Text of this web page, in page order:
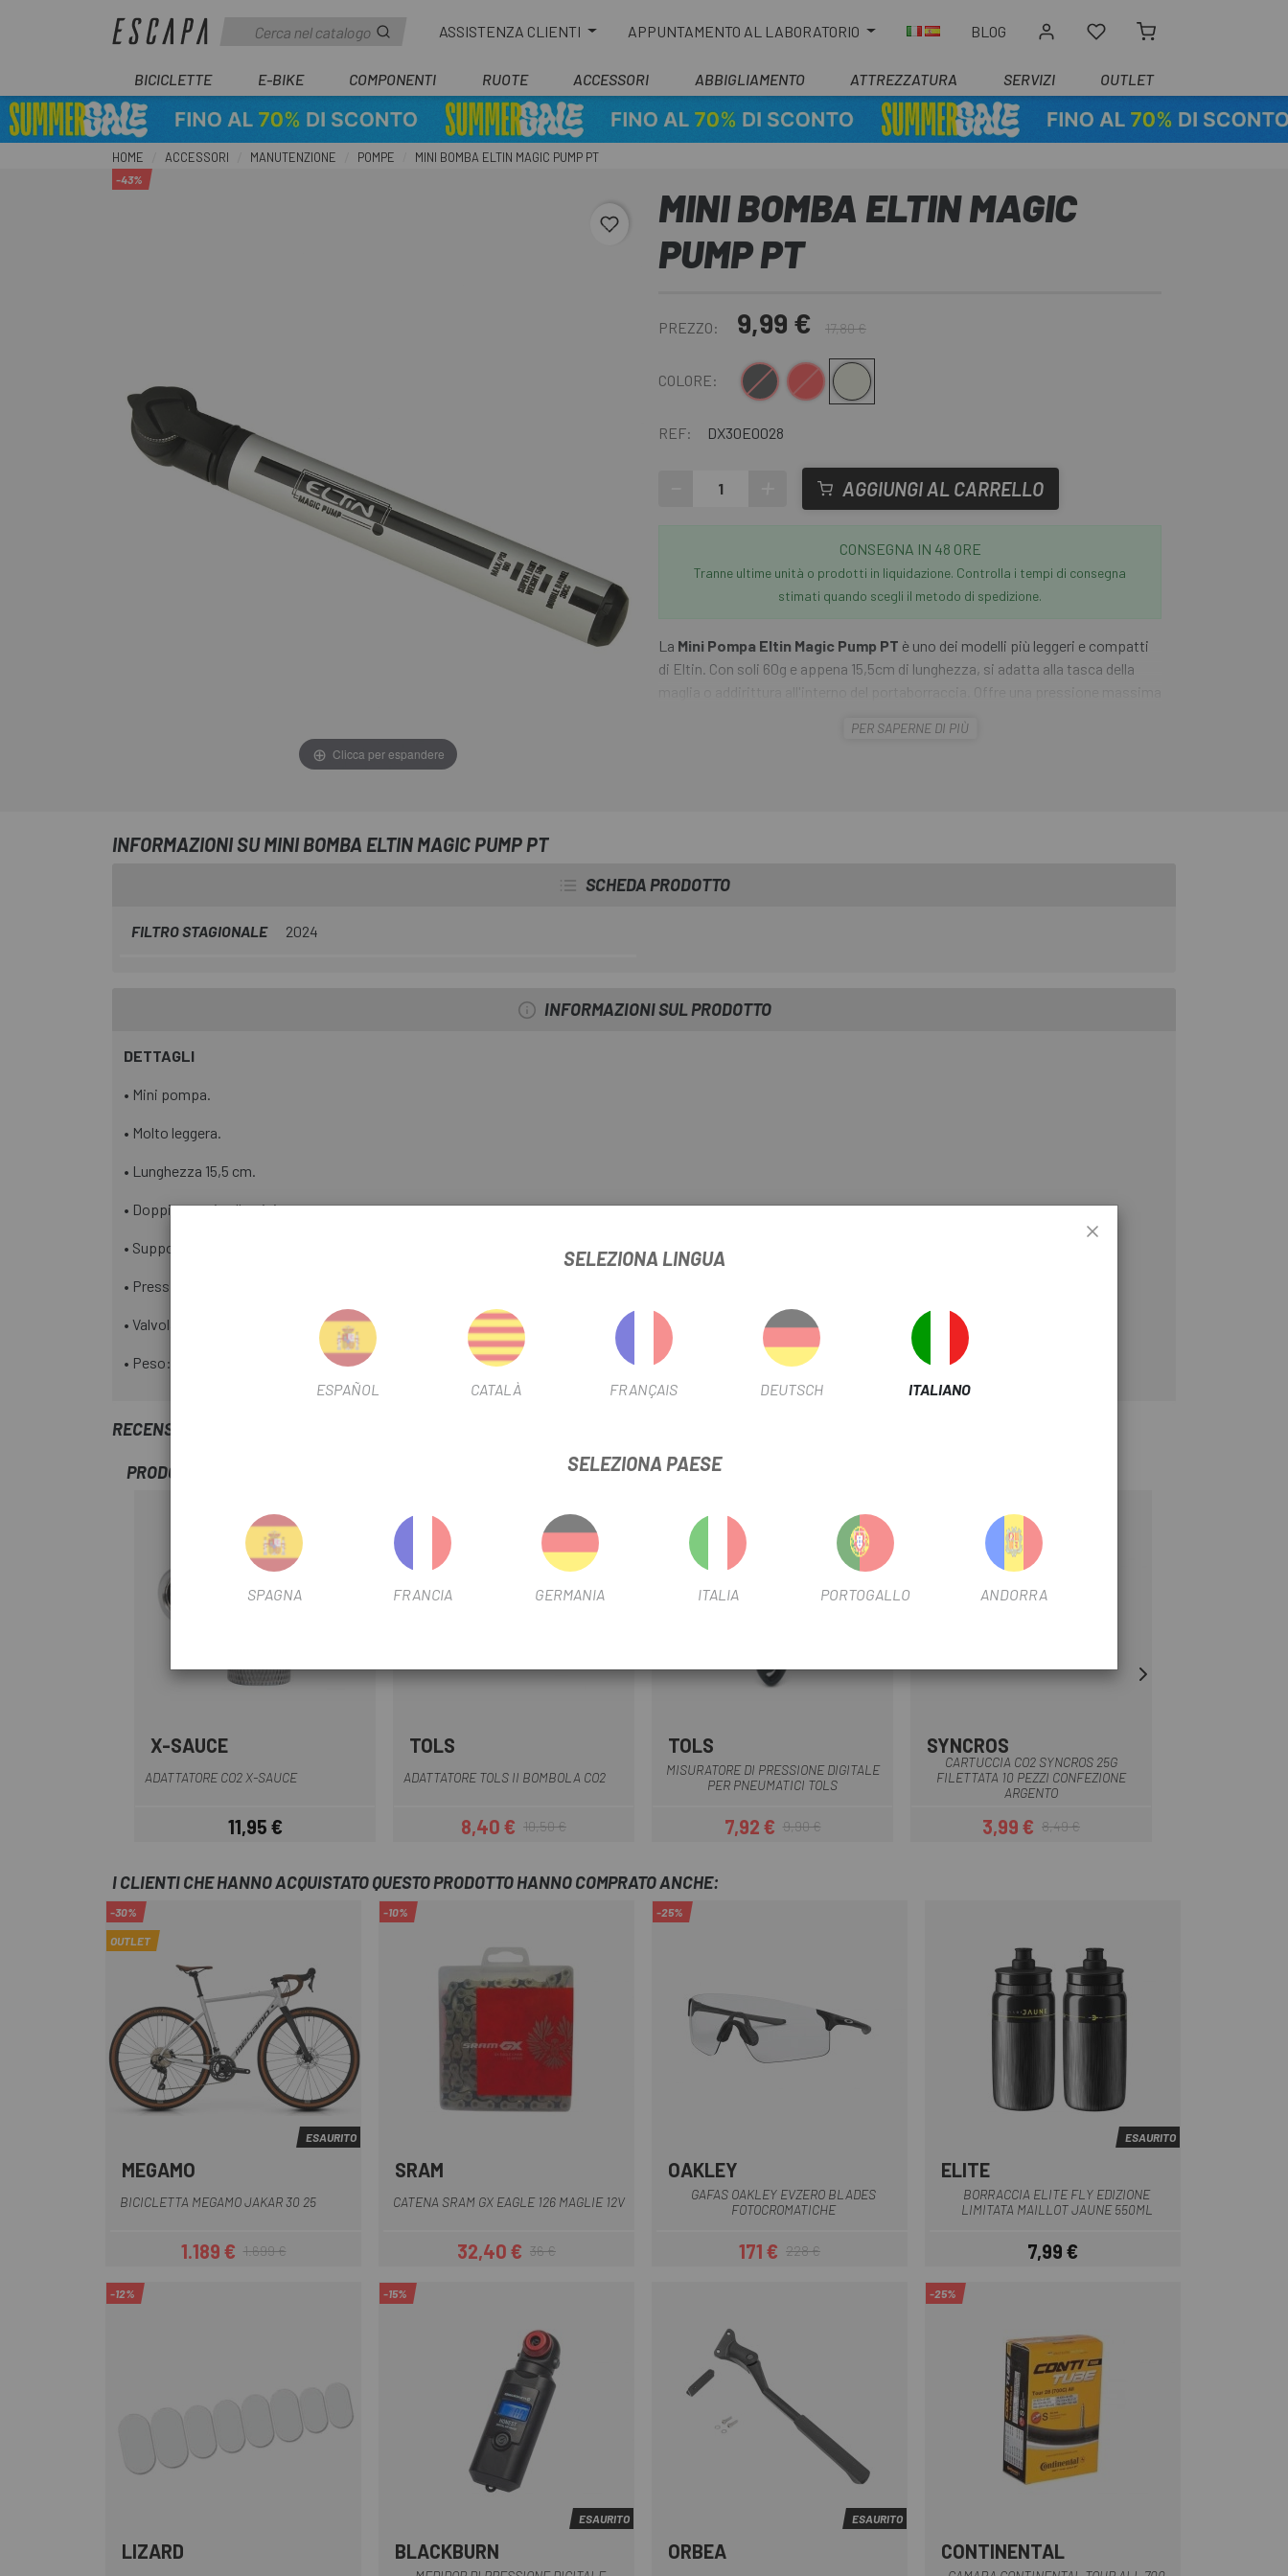
ASSISTENZA CLIENTI APPUNTAMENTO AL LABORATORIO BLOG
BICICLETTE E-BIKE COMPONENTI RUOTE ACCESSORI ABBIGLIAMENTO ATTREZZATURA SERVIZI OUTLET
HOME ACCESSORI MANUTENZIONE POMPE MINI BOMBA ELTIN MAGIC PUMP PT
favorite_border
-43%
Clicca per espandere
MINI BOMBA ELTIN MAGIC
PUMP PT
PREZZO: 9,99 € 17,80 €
COLORE: Nero Rosso
Argento opaco
REF: DX30E0028
AGGIUNGI AL CARRELLO
CONSEGNA IN 48 ORE
Tranne ultime unità o prodotti in liquidazione. Controlla i tempi di consegna
stimati quando scegli il metodo di spedizione.
La Mini Pompa Eltin Magic Pump PT è uno dei modelli più leggeri e compatti
di Eltin. Con soli 60g e appena 15,5cm di lunghezza, si adatta alla tasca della
maglia o addirittura all'interno del portaborraccia. Offre una pressione massima
doppia asta è realizzata in leggero e resistente alluminio. Include un supporto
PER SAPERNE DI PIÙ
INFORMAZIONI SU MINI BOMBA ELTIN MAGIC PUMP PT
SCHEDA PRODOTTO
FILTRO STAGIONALE 2024
INFORMAZIONI SUL PRODOTTO
DETTAGLI
• Mini pompa.
• Molto leggera.
• Lunghezza 15,5 cm.
• Doppia asta in alluminio.
• Supporto incluso.
• Pressione massima 160 PSI.
• Valvola presta, con tappo antifango.
• Peso: 58 g.
RECENSIONI TRUSTED SHOPS
PRODOTTI SIMILI
X-SAUCE
ADATTATORE CO2 X-SAUCE
Prezzo
11,95 €
TOLS
ADATTATORE TOLS II BOMBOLA CO2
Prezzo
8,40 €Prezzo base
10,50 €
TOLS
MISURATORE DI PRESSIONE DIGITALE
PER PNEUMATICI TOLS
Prezzo
7,92 €Prezzo base
9,90 €
SYNCROS
CARTUCCIA CO2 SYNCROS 25G
FILETTATA 10 PEZZI CONFEZIONE
ARGENTO
Prezzo
3,99 €Prezzo base
8,49 €
I CLIENTI CHE HANNO ACQUISTATO QUESTO PRODOTTO HANNO COMPRATO ANCHE:
Grigio
-30%
OUTLET
ESAURITO
MEGAMO
BICICLETTA MEGAMO JAKAR 30 25
Prezzo
1.189 €Prezzo base
1.699 €
-10%
SRAM
CATENA SRAM GX EAGLE 126 MAGLIE 12V
Prezzo
32,40 €Prezzo base
36 €
-25%
OAKLEY
GAFAS OAKLEY EVZERO BLADES
FOTOCROMATICHE
Prezzo
171 € Prezzo base
228 €
ESAURITO
ELITE
BORRACCIA ELITE FLY EDIZIONE
LIMITATA MAILLOT JAUNE 550ML
Prezzo
7,99 €
-12%
LIZARD
-15%
ESAURITO
BLACKBURN
ESAURITO
ORBEA
-25%
CONTINENTAL
SELEZIONA LINGUA
ESPAÑOL CATALÀ FRANÇAIS DEUTSCH ITALIANO
SELEZIONA PAESE
SPAGNA FRANCIA GERMANIA ITALIA PORTOGALLO ANDORRA